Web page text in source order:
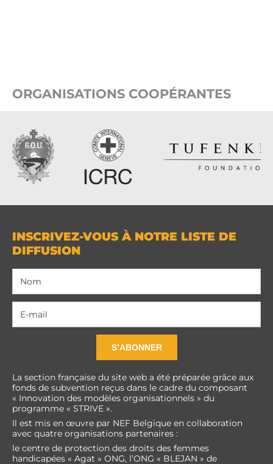
ORGANISATIONS COOPÉRANTES
INSCRIVEZ-VOUS À NOTRE LISTE DE
DIFFUSION
S’ABONNER
La section française du site web a été préparée grâce aux
fonds de subvention reçus dans le cadre du composant
« Innovation des modèles organisationnels » du
programme « STRIVE ».
Il est mis en œuvre par NEF Belgique en collaboration
avec quatre organisations partenaires :
le centre de protection des droits des femmes
handicapées « Agat » ONG, l’ONG « BLEJAN » de